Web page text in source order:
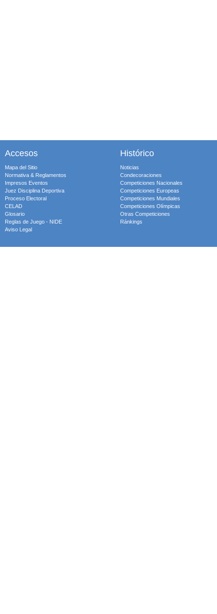
Accesos
Mapa del Sitio
Normativa & Reglamentos
Impresos Eventos
Juez Disciplina Deportiva
Proceso Electoral
CELAD
Glosario
Reglas de Juego - NIDE
Aviso Legal
Histórico
Noticias
Condecoraciones
Competiciones Nacionales
Competiciones Europeas
Competiciones Mundiales
Competiciones Olímpicas
Otras Competiciones
Ránkings